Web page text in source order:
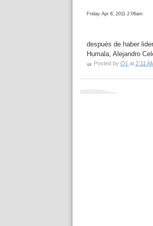
Friday Apr 8, 2011 2:06am
después de haber
Humala, Alejandro
Posted by O1 at 2:11